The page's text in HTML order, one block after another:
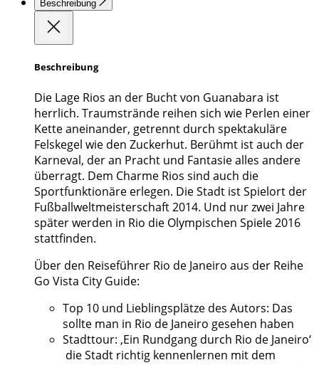
Beschreibung
Beschreibung
Die Lage Rios an der Bucht von Guanabara ist
herrlich. Traumstrände reihen sich wie Perlen einer
Kette aneinander, getrennt durch spektakuläre
Felskegel wie den Zuckerhut. Berühmt ist auch der
Karneval, der an Pracht und Fantasie alles andere
überragt. Dem Charme Rios sind auch die
Sportfunktionäre erlegen. Die Stadt ist Spielort der
Fußballweltmeisterschaft 2014. Und nur zwei Jahre
später werden in Rio die Olympischen Spiele 2016
stattfinden.
Über den Reiseführer Rio de Janeiro aus der Reihe
Go Vista City Guide:
Top 10 und Lieblingsplätze des Autors: Das
sollte man in Rio de Janeiro gesehen haben
Stadttour: ‚Ein Rundgang durch Rio de Janeiro‘
 die Stadt richtig kennenlernen mit dem